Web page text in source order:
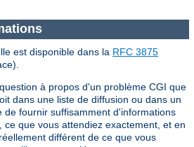
est disponible dans la RFC 3875
à propos d'un problème CGI que
dans une liste de diffusion ou dans un
de fournir suffisamment d'informations
que vous attendiez exactement, et en
différent de ce que vous